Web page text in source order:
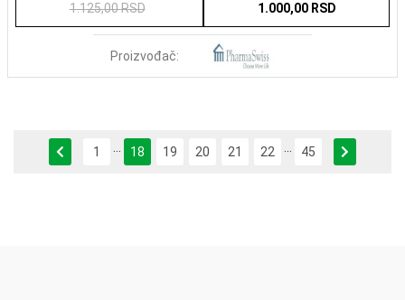
1.125,00 RSD 1.000,00 RSD
Proizvođač:
Previous
1 18 19 20 21 22 45